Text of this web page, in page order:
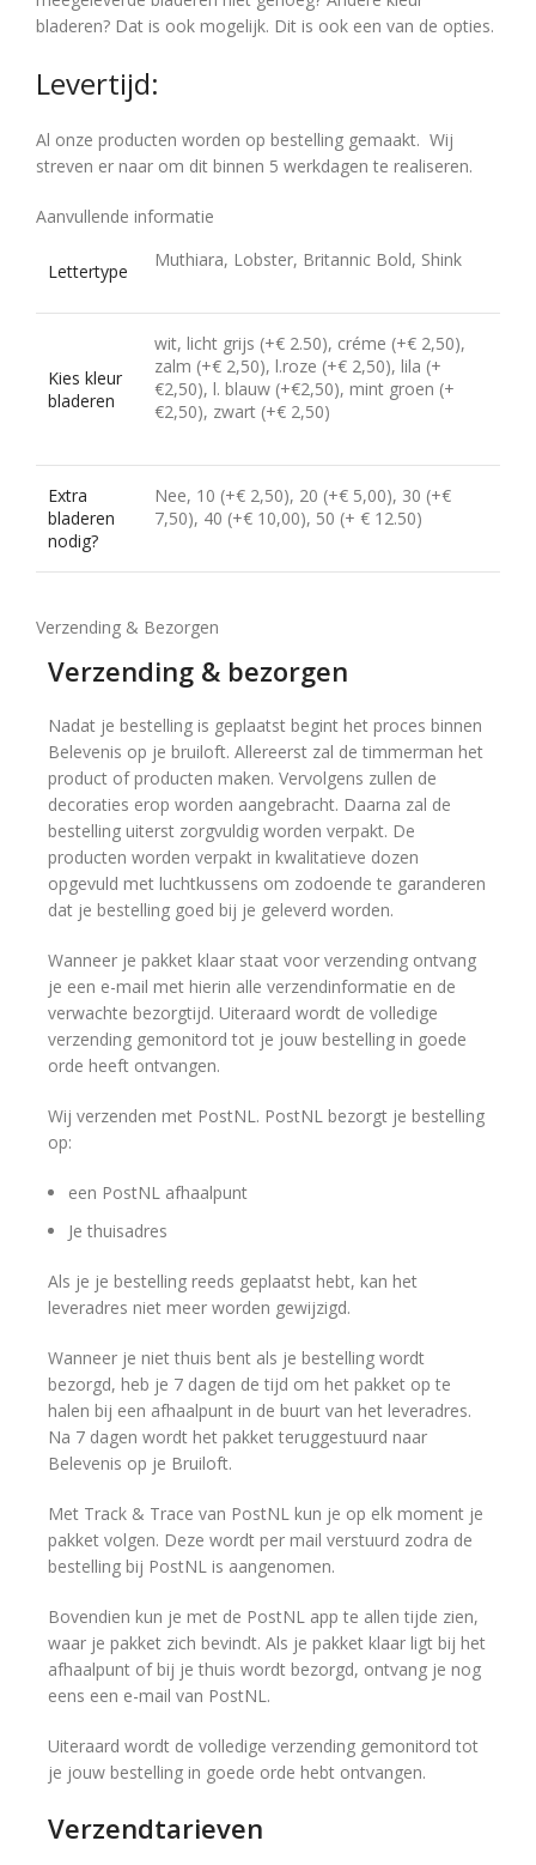
bladeren? Dat is ook mogelijk. Dit is ook een van de opties.
Levertijd:
Al onze producten worden op bestelling gemaakt. Wij
streven er naar om dit binnen 5 werkdagen te realiseren.
Aanvullende informatie
Lettertype
Muthiara, Lobster, Britannic Bold, Shink
Kies kleur
bladeren
wit, licht grijs (+€ 2.50), créme (+€ 2,50),
zalm (+€ 2,50), l.roze (+€ 2,50), lila (+
€2,50), l. blauw (+€2,50), mint groen (+
€2,50), zwart (+€ 2,50)
Extra
bladeren
nodig?
Nee, 10 (+€ 2,50), 20 (+€ 5,00), 30 (+€
7,50), 40 (+€ 10,00), 50 (+ € 12.50)
Verzending & Bezorgen
Verzending & bezorgen
Nadat je bestelling is geplaatst begint het proces binnen
Belevenis op je bruiloft. Allereerst zal de timmerman het
product of producten maken. Vervolgens zullen de
decoraties erop worden aangebracht. Daarna zal de
bestelling uiterst zorgvuldig worden verpakt. De
producten worden verpakt in kwalitatieve dozen
opgevuld met luchtkussens om zodoende te garanderen
dat je bestelling goed bij je geleverd worden.
Wanneer je pakket klaar staat voor verzending ontvang
je een e-mail met hierin alle verzendinformatie en de
verwachte bezorgtijd. Uiteraard wordt de volledige
verzending gemonitord tot je jouw bestelling in goede
orde heeft ontvangen.
Wij verzenden met PostNL. PostNL bezorgt je bestelling
op:
een PostNL afhaalpunt
Je thuisadres
Als je je bestelling reeds geplaatst hebt, kan het
leveradres niet meer worden gewijzigd.
Wanneer je niet thuis bent als je bestelling wordt
bezorgd, heb je 7 dagen de tijd om het pakket op te
halen bij een afhaalpunt in de buurt van het leveradres.
Na 7 dagen wordt het pakket teruggestuurd naar
Belevenis op je Bruiloft.
Met Track & Trace van PostNL kun je op elk moment je
pakket volgen. Deze wordt per mail verstuurd zodra de
bestelling bij PostNL is aangenomen.
Bovendien kun je met de PostNL app te allen tijde zien,
waar je pakket zich bevindt. Als je pakket klaar ligt bij het
afhaalpunt of bij je thuis wordt bezorgd, ontvang je nog
eens een e-mail van PostNL.
Uiteraard wordt de volledige verzending gemonitord tot
je jouw bestelling in goede orde hebt ontvangen.
Verzendtarieven